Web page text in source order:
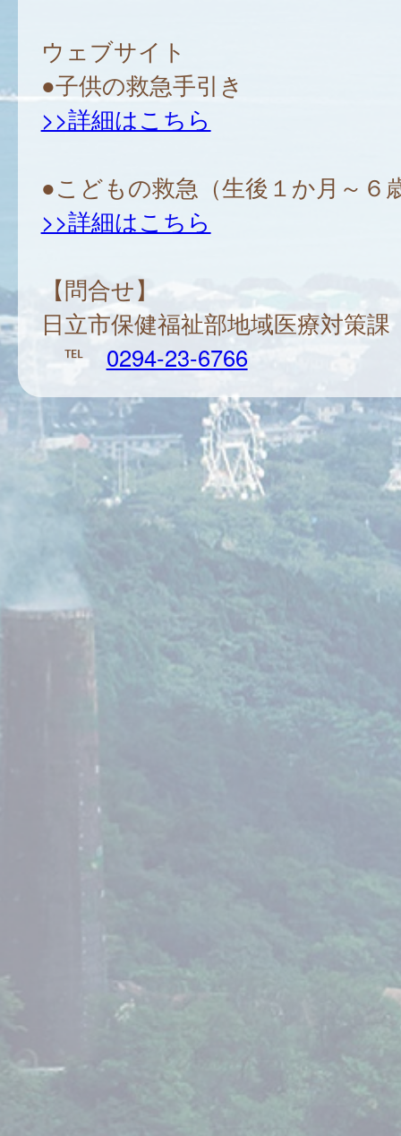
ウェブサイト
●子供の救急手引き
>>詳細はこちら
●こどもの救急（生後１か月～６
>>詳細はこちら
【問合せ】
日立市保健福祉部地域医療対策課
℡ 0294-23-6766